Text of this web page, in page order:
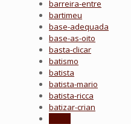
barreira-entre
bartimeu
base-adequada
base-as-oito
basta-clicar
batismo
batista
batista-mario
batista-ricca
batizar-crian